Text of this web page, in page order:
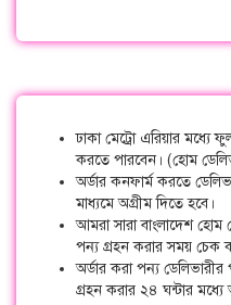
ঢাকা মেট্রো এরিয়ার মধ্যে
করতে পারবেন। (হোম
অর্ডার কনফার্ম করতে
মাধ্যমে অগ্রীম দিতে হবে।
আমরা সারা বাংলাদেশ হোম
পন্য গ্রহন করার সময় চেক
অর্ডার করা পন্য
গ্রহন করার ২৪ ঘন্টার